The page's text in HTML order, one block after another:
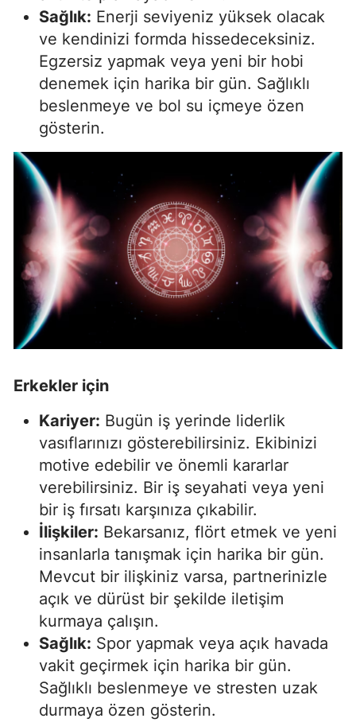
Sağlık: Enerji seviyeniz yüksek olacak
ve kendinizi formda hissedeceksiniz.
Egzersiz yapmak veya yeni bir hobi
denemek için harika bir gün. Sağlıklı
beslenmeye ve bol su içmeye özen
gösterin.
Erkekler için
Kariyer: Bugün iş yerinde liderlik
vasıflarınızı gösterebilirsiniz. Ekibinizi
motive edebilir ve önemli kararlar
verebilirsiniz. Bir iş seyahati veya yeni
bir iş fırsatı karşınıza çıkabilir.
İlişkiler: Bekarsanız, flört etmek ve yeni
insanlarla tanışmak için harika bir gün.
Mevcut bir ilişkiniz varsa, partnerinizle
açık ve dürüst bir şekilde iletişim
kurmaya çalışın.
Sağlık: Spor yapmak veya açık havada
vakit geçirmek için harika bir gün.
Sağlıklı beslenmeye ve stresten uzak
durmaya özen gösterin.